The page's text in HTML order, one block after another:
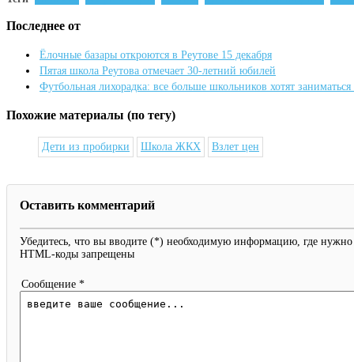
Последнее от
Ёлочные базары откроются в Реутове 15 декабря
Пятая школа Реутова отмечает 30-летний юбилей
Футбольная лихорадка: все больше школьников хотят
Похожие материалы (по тегу)
Дети из пробирки Школа ЖКХ Взлет цен
Оставить комментарий
Убедитесь, что вы вводите (*) необходимую информацию, где нужно
HTML-коды запрещены
Сообщение *